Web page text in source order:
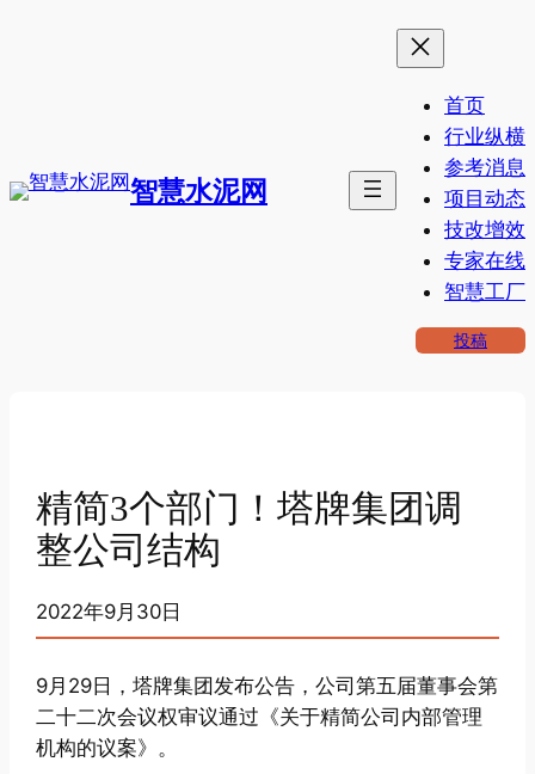
智慧水泥网
首页
行业纵横
参考消息
项目动态
技改增效
专家在线
智慧工厂
投稿
精简3个部门！塔牌集团调
整公司结构
2022年9月30日
9月29日，塔牌集团发布公告，公司第五届董事会第
二十二次会议权审议通过《关于精简公司内部管理
机构的议案》。